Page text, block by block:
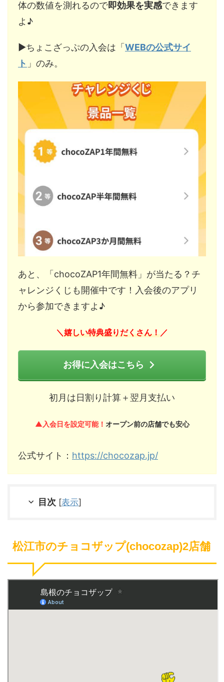
体の数値を測れるので即効果を実感できます
よ♪
▶︎ちょこざっぷの入会は「 WEBの公式サイ
ト 」のみ。
あと、「chocoZAP1年間無料」が当たる？チ
ャレンジくじも開催中です！入会後のアプリ
から参加できますよ♪
＼ 嬉しい特典盛りだくさん！ ／
お得に入会はこちら
初月は日割り計算＋翌月支払い
▲入会日を設定可能！ オープン前の店舗でも安心
公式サイト： https://chocozap.jp/
目次 [表示]
松江市のチョコザップ(chocozap)2店舗